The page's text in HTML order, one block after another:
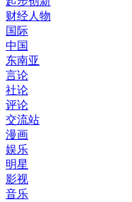
财经人物
国际
中国
东南亚
言论
社论
评论
交流站
漫画
娱乐
明星
影视
音乐